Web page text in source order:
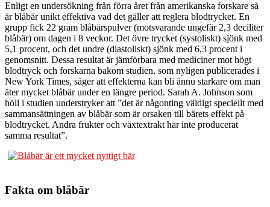
Enligt en undersökning från förra året från amerikanska forskare så
är blåbär unikt effektiva vad det gäller att reglera blodtrycket. En
grupp fick 22 gram blåbärspulver (motsvarande ungefär 2,3 deciliter
blåbär) om dagen i 8 veckor. Det övre trycket (systoliskt) sjönk med
5,1 procent, och det undre (diastoliskt) sjönk med 6,3 procent i
genomsnitt. Dessa resultat är jämförbara med mediciner mot högt
blodtryck och forskarna bakom studien, som nyligen publicerades i
New York Times, säger att effekterna kan bli ännu starkare om man
äter mycket blåbär under en längre period. Sarah A. Johnson som
höll i studien understryker att ”det är någonting väldigt speciellt med
sammansättningen av blåbär som är orsaken till bärets effekt på
blodtrycket. Andra frukter och växtextrakt har inte producerat
samma resultat”.
Fakta om blåbär